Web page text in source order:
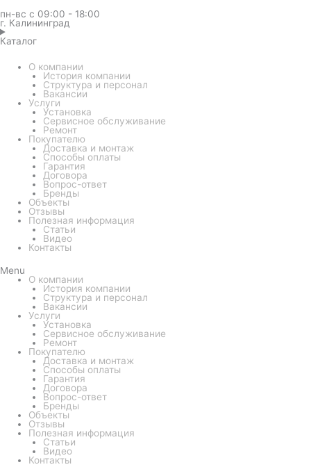
пн-вс с 09:00 - 18:00
г. Калининград
Каталог
О компании
История компании
Структура и персонал
Вакансии
Услуги
Установка
Сервисное обслуживание
Ремонт
Покупателю
Доставка и монтаж
Способы оплаты
Гарантия
Договора
Вопрос-ответ
Бренды
Объекты
Отзывы
Полезная информация
Статьи
Видео
Контакты
Menu
О компании
История компании
Структура и персонал
Вакансии
Услуги
Установка
Сервисное обслуживание
Ремонт
Покупателю
Доставка и монтаж
Способы оплаты
Гарантия
Договора
Вопрос-ответ
Бренды
Объекты
Отзывы
Полезная информация
Статьи
Видео
Контакты